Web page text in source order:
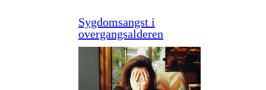
Sygdomsangst i
overgangsalderen